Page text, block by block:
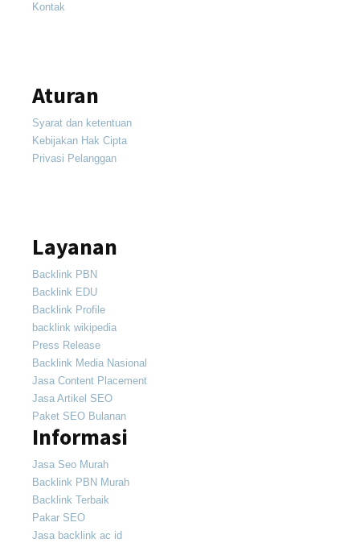
Kontak
Aturan
Syarat dan ketentuan
Kebijakan Hak Cipta
Privasi Pelanggan
Layanan
Backlink PBN
Backlink EDU
Backlink Profile
backlink wikipedia
Press Release
Backlink Media Nasional
Jasa Content Placement
Jasa Artikel SEO
Paket SEO Bulanan
Informasi
Jasa Seo Murah
Backlink PBN Murah
Backlink Terbaik
Pakar SEO
Jasa backlink ac id